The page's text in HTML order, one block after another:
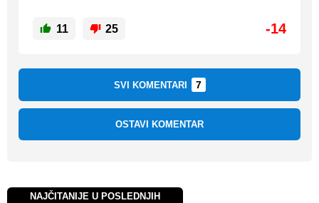
11 25 -14
SVI KOMENTARI 7
OSTAVI KOMENTAR
NAJČITANIJE U POSLEDNJIH